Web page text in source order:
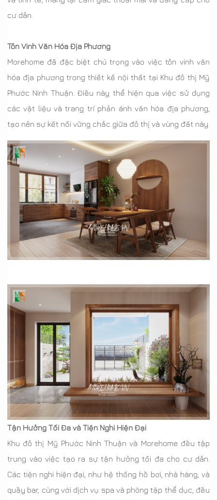
cư dân.
Tôn Vinh Văn Hóa Địa Phương
Morehome đã đặc biệt chú trọng vào việc tôn vinh văn
hóa địa phương trong thiết kế nội thất tại Khu đô thị Mỹ
Phước Ninh Thuận. Điều này thể hiện qua việc sử dụng
các vật liệu và trang trí phản ánh văn hóa địa phương,
tạo nên sự kết nối vững chắc giữa đô thị và vùng đất này.
Tận Hưởng Tối Đa và Tiện Nghi Hiện Đại
Khu đô thị Mỹ Phước Ninh Thuận và Morehome đều tập
trung vào việc tạo ra sự tận hưởng tối đa cho cư dân.
Các tiện nghi hiện đại, như hệ thống hồ bơi, nhà hàng, và
quầy bar, cùng với dịch vụ spa và phòng tập thể dục, đều